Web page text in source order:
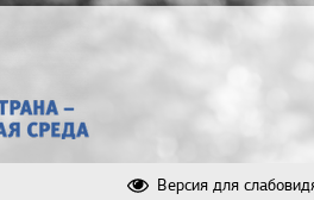
Версия для